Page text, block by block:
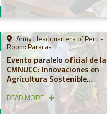
Army Headquarters of Peru -
Room: Paracas
Evento paralelo oficial de la
CMNUCC: Innovaciones en
Agricultura Sostenible
Adaptada al Clima para
mejorar los ingresos rurales
bajo el cambio climático
READ MORE